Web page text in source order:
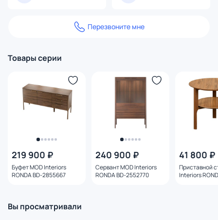
Перезвоните мне
Товары серии
219 900 ₽
Буфет MOD Interiors
RONDA BD-2855667
240 900 ₽
Сервант MOD Interiors
RONDA BD-2552770
41 800 ₽
Приставной
Interiors
Вы просматривали